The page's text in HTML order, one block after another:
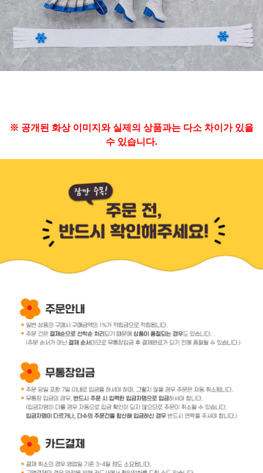
※ 공개된 화상 이미지와 실제의 상품과는 다소 차이가 있을
수 있습니다.